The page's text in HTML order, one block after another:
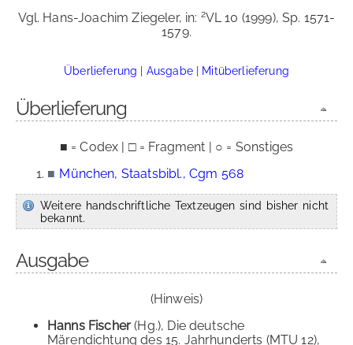
Vgl. Hans-Joachim Ziegeler, in: 2VL 10 (1999), Sp. 1571-
1579.
Überlieferung | Ausgabe| Mitüberlieferung
Überlieferung
■ = Codex | □ = Fragment | ○ = Sonstiges
■ München, Staatsbibl., Cgm 568
Weitere handschriftliche Textzeugen sind bisher nicht
bekannt.
Ausgabe
(Hinweis)
Hanns Fischer(Hg.), Die deutsche
Märendichtung des 15. Jahrhunderts (MTU 12),